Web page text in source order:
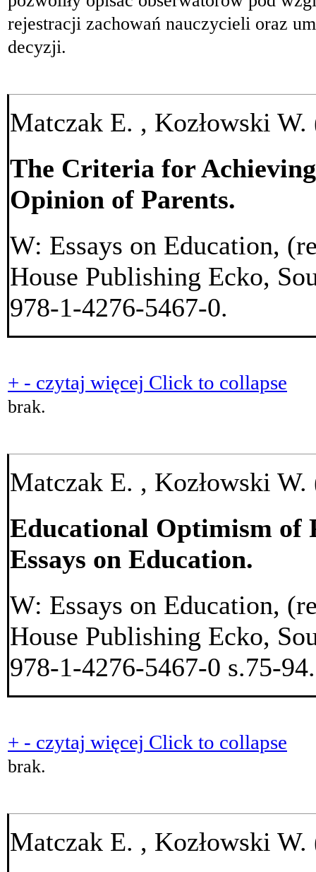
rejestracji zachowań nauczycieli oraz
decyzji.
Matczak E. , Kozłowski W.
The Criteria for
Opinion of Parents.
W: Essays on Education,
House Publishing Ecko,
978-1-4276-5467-0.
+ - czytaj więcej Click to collapse
brak.
Matczak E. , Kozłowski W.
Educational Optimism of
Essays on Education.
W: Essays on Education,
House Publishing Ecko,
978-1-4276-5467-0 s.75-94.
+ - czytaj więcej Click to collapse
brak.
Matczak E. , Kozłowski W.